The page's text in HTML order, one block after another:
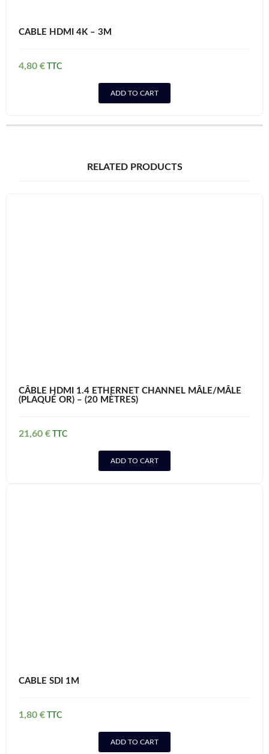
CABLE HDMI 4K – 3M
4,80 €
ADD TO CART
RELATED PRODUCTS
CÂBLE HDMI 1.4 ETHERNET CHANNEL MÂLE/MÂLE
(PLAQUÉ OR) – (20 MÈTRES)
21,60 €
ADD TO CART
CABLE SDI 1M
1,80 €
ADD TO CART